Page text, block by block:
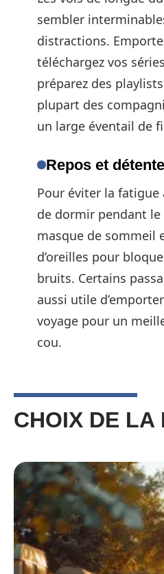
sembler
distractions.
téléchargez vos
préparez des
plupart des
un large éventail de
Repos et détente
Pour éviter la fatigue
de dormir pendant
masque de sommeil
d’oreilles pour
bruits. Certains
aussi utile
voyage pour un
cou.
CHOIX DE LA